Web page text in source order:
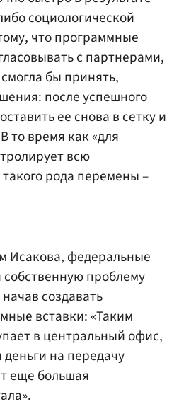
социологической
что программные
с партнерами,
бы принять,
после успешного
ее снова в сетку и
то время как «для
всю
рода перемены –
Исакова, федеральные
проблему
создавать
вставки: «Таким
в центральный офис,
деньги на передачу
еще большая